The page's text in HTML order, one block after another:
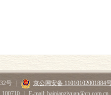
号
京公网安备 11010102001884